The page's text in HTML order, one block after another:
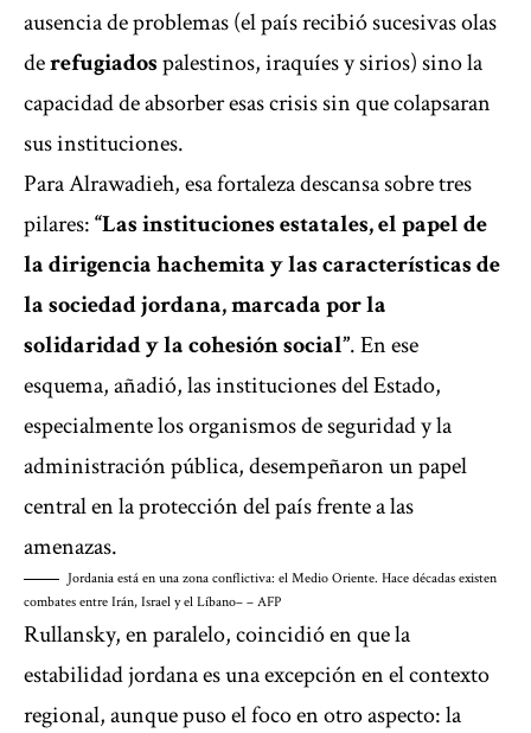
ausencia de problemas (el país recibió sucesivas olas
derefugiadospalestinos, iraquíes y sirios) sino la
capacidad de absorber esas crisis sin que colapsaran
sus instituciones.
Para Alrawadieh, esa fortaleza descansa sobre tres
pilares:“Las instituciones estatales, el papel de
la dirigencia hachemita y las características de
la sociedad jordana, marcada por la
solidaridad y la cohesión social”. En ese
esquema, añadió, las instituciones del Estado,
especialmente los organismos de seguridad y la
administración pública, desempeñaron un papel
central en la protección del país frente a las
amenazas.
Jordania está en una zona conflictiva: el Medio Oriente. Hace décadas existen
combates entre Irán, Israel y el Líbano– – AFP
Rullansky, en paralelo, coincidió en que la
estabilidad jordana es una excepción en el contexto
regional, aunque puso el foco en otro aspecto: la